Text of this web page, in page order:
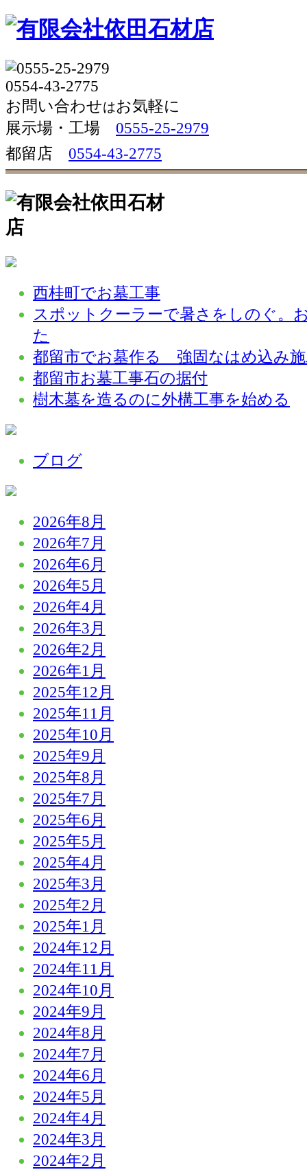
お問い合わせはお気軽に
展示場・工場  0555-25-2979
都留店 0554-43-2775
西桂町でお墓工事
スポットクーラーで暑さをしのぐ。
た
都留市でお墓作る 強固なはめ込み
都留市お墓工事石の据付
樹木墓を造るのに外構工事を始める
ブログ
2026年8月
2026年7月
2026年6月
2026年5月
2026年4月
2026年3月
2026年2月
2026年1月
2025年12月
2025年11月
2025年10月
2025年9月
2025年8月
2025年7月
2025年6月
2025年5月
2025年4月
2025年3月
2025年2月
2025年1月
2024年12月
2024年11月
2024年10月
2024年9月
2024年8月
2024年7月
2024年6月
2024年5月
2024年4月
2024年3月
2024年2月